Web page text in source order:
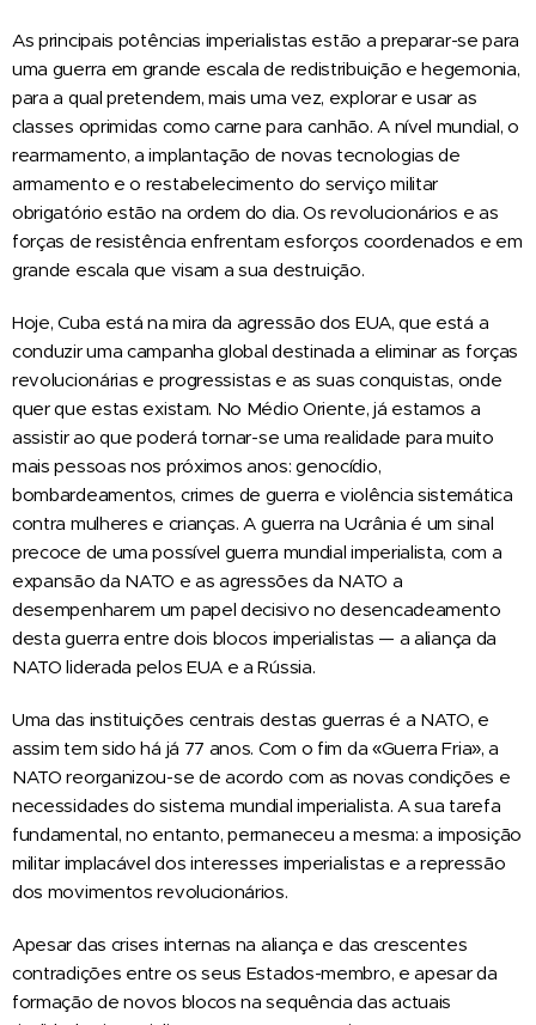
As principais potências imperialistas estão a preparar-se para
uma guerra em grande escala de redistribuição e hegemonia,
para a qual pretendem, mais uma vez, explorar e usar as
classes oprimidas como carne para canhão. A nível mundial, o
rearmamento, a implantação de novas tecnologias de
armamento e o restabelecimento do serviço militar
obrigatório estão na ordem do dia. Os revolucionários e as
forças de resistência enfrentam esforços coordenados e em
grande escala que visam a sua destruição.
Hoje, Cuba está na mira da agressão dos EUA, que está a
conduzir uma campanha global destinada a eliminar as forças
revolucionárias e progressistas e as suas conquistas, onde
quer que estas existam. No Médio Oriente, já estamos a
assistir ao que poderá tornar-se uma realidade para muito
mais pessoas nos próximos anos: genocídio,
bombardeamentos, crimes de guerra e violência sistemática
contra mulheres e crianças. A guerra na Ucrânia é um sinal
precoce de uma possível guerra mundial imperialista, com a
expansão da NATO e as agressões da NATO a
desempenharem um papel decisivo no desencadeamento
desta guerra entre dois blocos imperialistas — a aliança da
NATO liderada pelos EUA e a Rússia.
Uma das instituições centrais destas guerras é a NATO, e
assim tem sido há já 77 anos. Com o fim da «Guerra Fria», a
NATO reorganizou-se de acordo com as novas condições e
necessidades do sistema mundial imperialista. A sua tarefa
fundamental, no entanto, permaneceu a mesma: a imposição
militar implacável dos interesses imperialistas e a repressão
dos movimentos revolucionários.
Apesar das crises internas na aliança e das crescentes
contradições entre os seus Estados-membro, e apesar da
formação de novos blocos na sequência das actuais